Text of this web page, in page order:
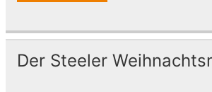
Der Steeler